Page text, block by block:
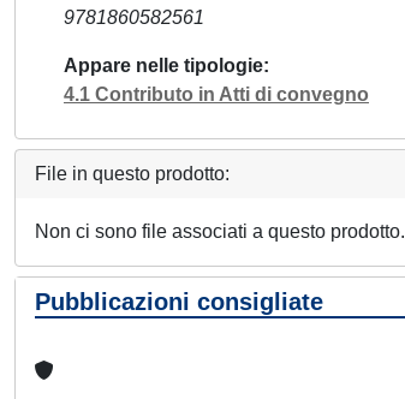
9781860582561
Appare nelle tipologie
4.1 Contributo in Atti di convegno
File in questo prodotto:
Non ci sono file associati a questo prodotto.
Pubblicazioni consigliate